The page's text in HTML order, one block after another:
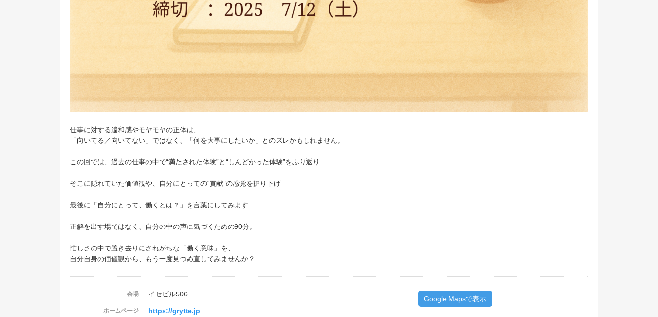
仕事に対する違和感やモヤモヤの正体は、
「向いてる／向いてない」ではなく、「何を大事にしたいか」とのズレかもしれません。
この回では、過去の仕事の中で“満たされた体験”と“しんどかった体験”をふり返り
そこに隠れていた価値観や、自分にとっての“貢献”の感覚を掘り下げ
最後に「自分にとって、働くとは？」を言葉にしてみます
正解を出す場ではなく、自分の中の声に気づくための90分。
忙しさの中で置き去りにされがちな「働く意味」を、
自分自身の価値観から、もう一度見つめ直してみませんか？
会場 イセビル506
ホームページ https://grytte.jp
Google Mapsで表示